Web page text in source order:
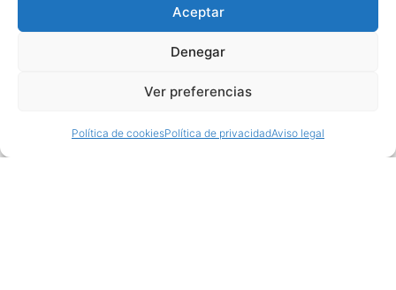
Aceptar
Denegar
Ver preferencias
Política de cookiesPolítica de privacidadAviso legal